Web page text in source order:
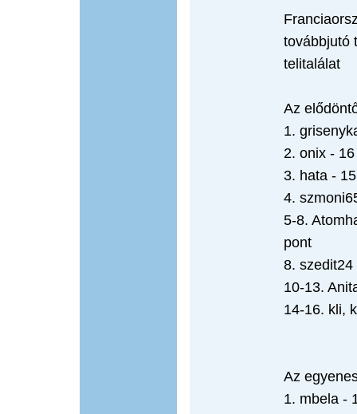
továbbjutó
telitalálat
Az
1.
2. onix -
3. hata -
4.
5-8.
pont
8. szedit24
10-13.
14-16. kli,
Az
1. mbela -